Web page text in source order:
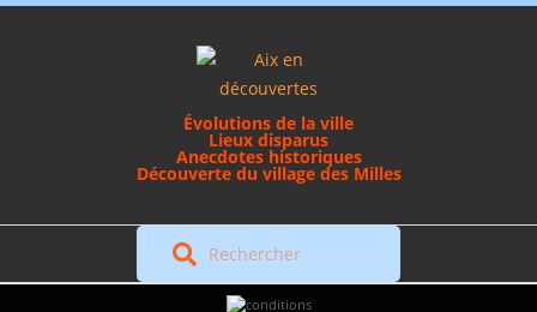
Évolutions de la ville
Lieux disparus
Anecdotes historiques
Découverte du village des Milles
Rechercher